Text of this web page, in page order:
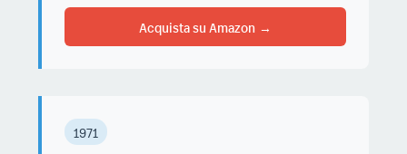
Acquista su Amazon
1971